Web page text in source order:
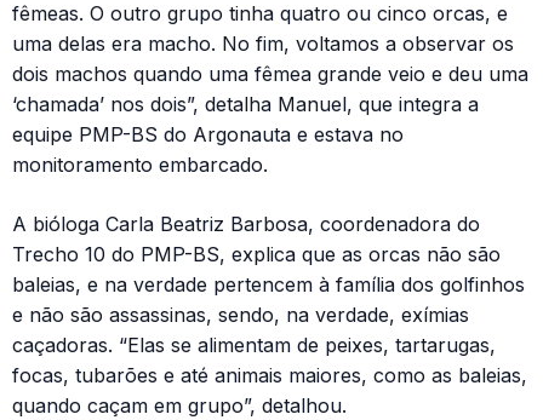
fêmeas. O outro grupo tinha quatro ou cinco orcas, e
uma delas era macho. No fim, voltamos a observar os
dois machos quando uma fêmea grande veio e deu uma
‘chamada’ nos dois”, detalha Manuel, que integra a
equipe PMP-BS do Argonauta e estava no
monitoramento embarcado.
A bióloga Carla Beatriz Barbosa, coordenadora do
Trecho 10 do PMP-BS, explica que as orcas não são
baleias, e na verdade pertencem à família dos golfinhos
e não são assassinas, sendo, na verdade, exímias
caçadoras. “Elas se alimentam de peixes, tartarugas,
focas, tubarões e até animais maiores, como as baleias,
quando caçam em grupo”, detalhou.